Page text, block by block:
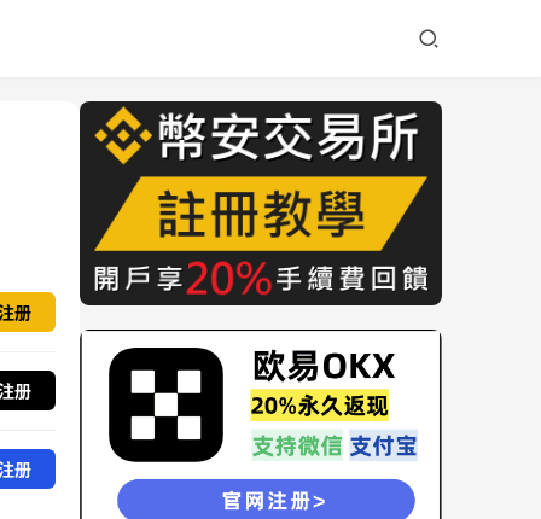
册
册
册